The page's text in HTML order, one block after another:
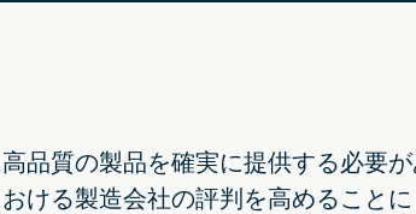
品質の製品を確実に提供する必要
ける製造会社の評判を高めることに